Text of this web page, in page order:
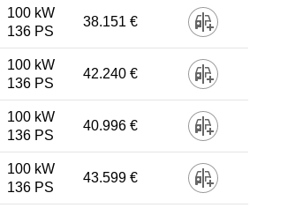
100 kW
136 PS
38.151 €
100 kW
136 PS
42.240 €
100 kW
136 PS
40.996 €
100 kW
136 PS
43.599 €